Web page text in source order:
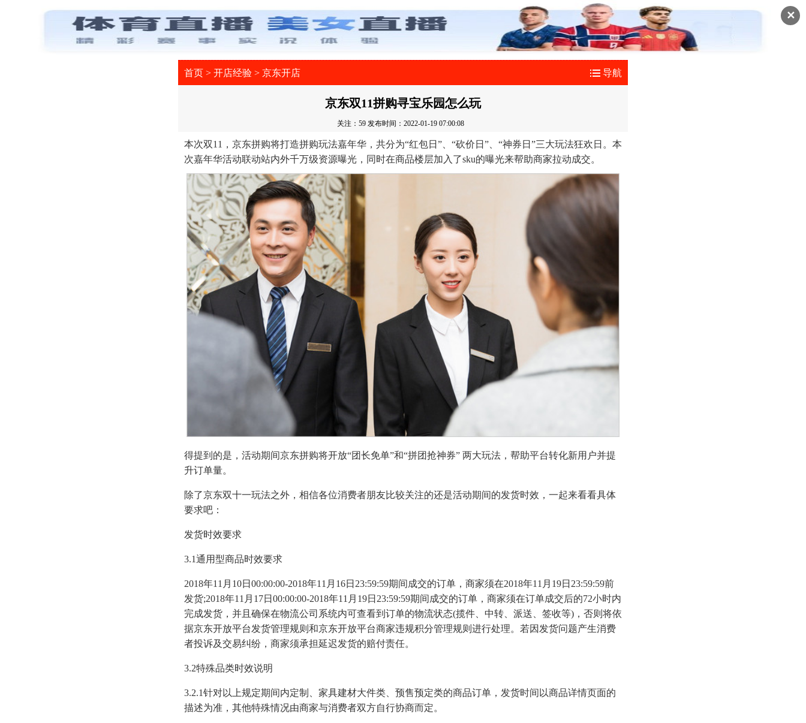
✕
首页 > 开店经验 > 京东开店 导航
京东双11拼购寻宝乐园怎么玩
关注：59 发布时间：2022-01-19 07:00:08
本次双11，京东拼购将打造拼购玩法嘉年华，共分为“红包日”、“砍价日”、“神券日”三大玩法狂欢日。本
次嘉年华活动联动站内外千万级资源曝光，同时在商品楼层加入了sku的曝光来帮助商家拉动成交。
得提到的是，活动期间京东拼购将开放“团长免单”和“拼团抢神券” 两大玩法，帮助平台转化新用户并提
升订单量。
除了京东双十一玩法之外，相信各位消费者朋友比较关注的还是活动期间的发货时效，一起来看看具体
要求吧：
发货时效要求
3.1通用型商品时效要求
2018年11月10日00:00:00-2018年11月16日23:59:59期间成交的订单，商家须在2018年11月19日23:59:59前
发货;2018年11月17日00:00:00-2018年11月19日23:59:59期间成交的订单，商家须在订单成交后的72小时内
完成发货，并且确保在物流公司系统内可查看到订单的物流状态(揽件、中转、派送、签收等)，否则将依
据京东开放平台发货管理规则和京东开放平台商家违规积分管理规则进行处理。若因发货问题产生消费
者投诉及交易纠纷，商家须承担延迟发货的赔付责任。
3.2特殊品类时效说明
3.2.1针对以上规定期间内定制、家具建材大件类、预售预定类的商品订单，发货时间以商品详情页面的
描述为准，其他特殊情况由商家与消费者双方自行协商而定。